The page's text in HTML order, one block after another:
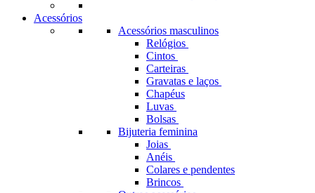
Acessórios
Acessórios masculinos
Relógios
Cintos
Carteiras
Gravatas e laços
Chapéus
Luvas
Bolsas
Bijuteria feminina
Joias
Anéis
Colares e pendentes
Brincos